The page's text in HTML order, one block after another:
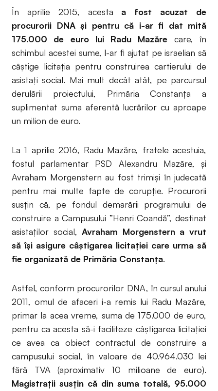
În aprilie 2015, acesta a fost acuzat de
procurorii DNA și pentru că i-ar fi dat mită
175.000 de euro lui Radu Mazăre care, în
schimbul acestei sume, l-ar fi ajutat pe israelian să
câștige licitația pentru construirea cartierului de
asistați social. Mai mult decât atât, pe parcursul
derulării proiectului, Primăria Constanța a
suplimentat suma aferentă lucrărilor cu aproape
un milion de euro.
La 1 aprilie 2016, Radu Mazăre, fratele acestuia,
fostul parlamentar PSD Alexandru Mazăre, și
Avraham Morgenstern au fost trimiși în judecată
pentru mai multe fapte de corupție. Procurorii
susțin că, pe fondul demarării programului de
construire a Campusului ”Henri Coandă”, destinat
asistaților social,Avraham Morgenstern a vrut
să își asigure câștigarea licitației care urma să
fie organizată de Primăria Constanța.
Astfel, conform procurorilor DNA, în cursul anului
2011, omul de afaceri i-a remis lui Radu Mazăre,
primar la acea vreme, suma de 175.000 de euro,
pentru ca acesta să-i faciliteze câștigarea licitației
ce avea ca obiect contractul de construire a
campusului social, în valoare de 40.964.030 lei
fără TVA (aproximativ 10 milioane de euro).
Magistrații susțin că din suma totală, 95.000